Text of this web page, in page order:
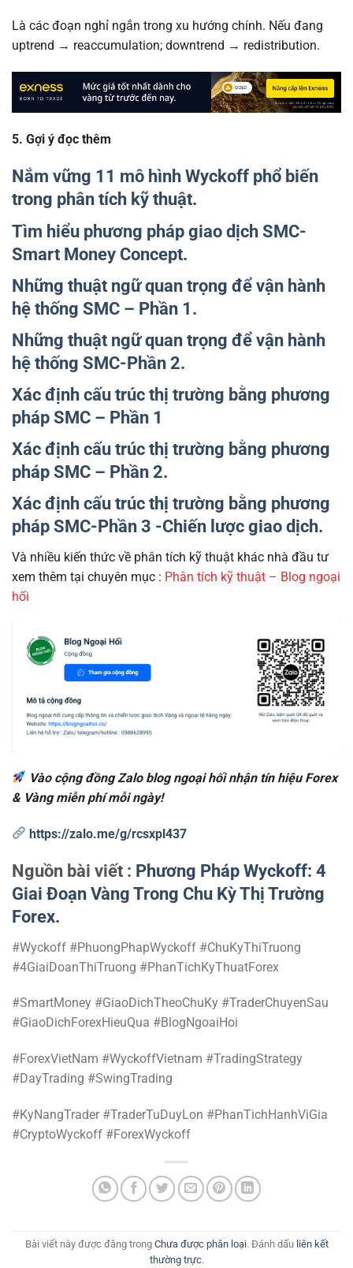
Là các đoạn nghỉ ngắn trong xu hướng chính. Nếu đang
uptrend → reaccumulation; downtrend → redistribution.
5. Gợi ý đọc thêm
Nắm vững 11 mô hình Wyckoff phổ biến
trong phân tích kỹ thuật.
Tìm hiểu phương pháp giao dịch SMC-
Smart Money Concept.
Những thuật ngữ quan trọng để vận hành
hệ thống SMC – Phần 1.
Những thuật ngữ quan trọng để vận hành
hệ thống SMC-Phần 2.
Xác định cấu trúc thị trường bằng phương
pháp SMC – Phần 1
Xác định cấu trúc thị trường bằng phương
pháp SMC – Phần 2.
Xác định cấu trúc thị trường bằng phương
pháp SMC-Phần 3 -Chiến lược giao dịch.
Và nhiều kiến thức về phân tích kỹ thuật khác nhà đầu tư
xem thêm tại chuyên mục : Phân tích kỹ thuật – Blog ngoại
hối
Vào cộng đồng Zalo blog ngoại hối nhận tín hiệu Forex
& Vàng miễn phí mỗi ngày!
https://zalo.me/g/rcsxpl437
Nguồn bài viết : Phương Pháp Wyckoff: 4
Giai Đoạn Vàng Trong Chu Kỳ Thị Trường
Forex.
#Wyckoff #PhuongPhapWyckoff #ChuKyThiTruong
#4GiaiDoanThiTruong #PhanTichKyThuatForex
#SmartMoney #GiaoDichTheoChuKy #TraderChuyenSau
#GiaoDichForexHieuQua #BlogNgoaiHoi
#ForexVietNam #WyckoffVietnam #TradingStrategy
#DayTrading #SwingTrading
#KyNangTrader #TraderTuDuyLon #PhanTichHanhViGia
#CryptoWyckoff #ForexWyckoff
Bài viết này được đăng trong Chưa được phân loại. Đánh dấu liên kết
thường trực.